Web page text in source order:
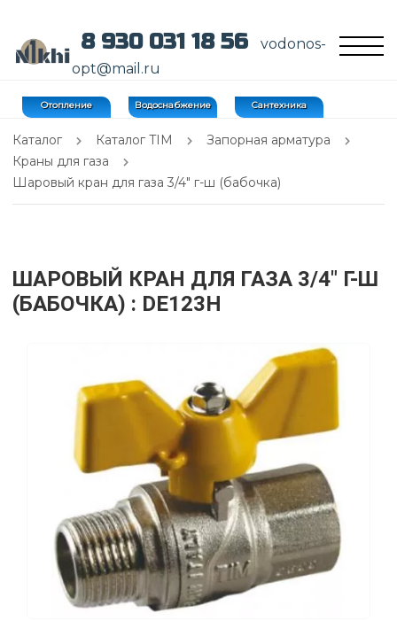
8 930 031 18 56
vodonos-
opt@mail.ru
Отопление Водоснабжение Сантехника
Каталог Каталог TIM
Запорная арматура
Краны для газа
Шаровый кран для газа 3/4" г-ш (бабочка)
ШАРОВЫЙ КРАН ДЛЯ ГАЗА 3/4" Г-Ш
(БАБОЧКА) : DE123H